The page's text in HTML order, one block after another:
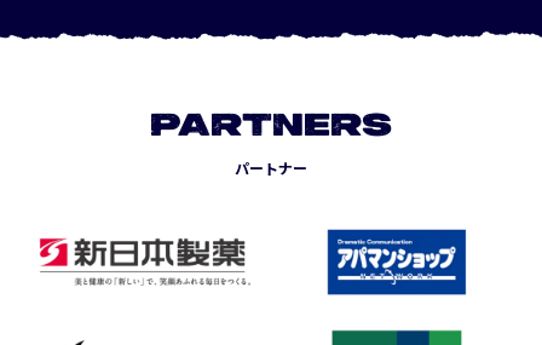
PARTNERS
パートナー